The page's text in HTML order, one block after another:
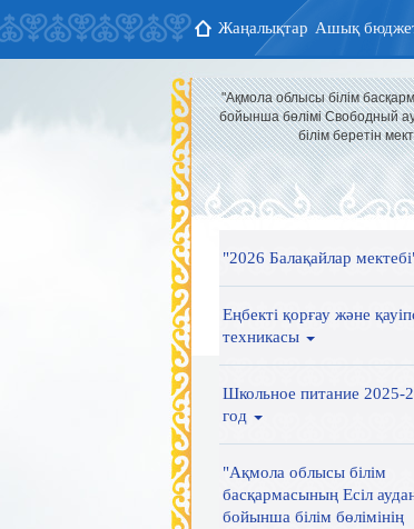
Жаңалықтар Ашық
"Ақмола облысы білім
бойынша бөлімі Свободный
білім беретін
"2026 Балақайлар
Еңбекті қорғау және
техникасы
Школьное питание 2025-
год
"Ақмола облысы білім
басқармасының Есіл
бойынша білім бөлімінің